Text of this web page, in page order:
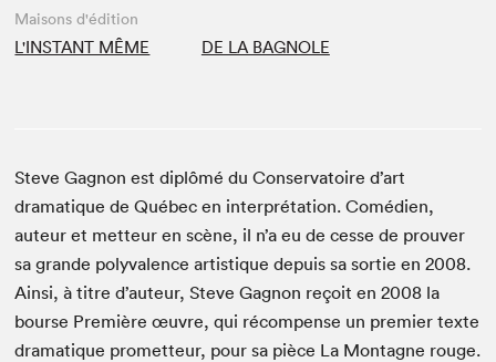
Maisons d'édition
L'INSTANT MÊME DE LA BAGNOLE
Steve Gagnon est diplômé du Conservatoire d’art
dramatique de Québec en interprétation. Comédien,
auteur et metteur en scène, il n’a eu de cesse de prouver
sa grande polyvalence artistique depuis sa sortie en 2008.
Ainsi, à titre d’auteur, Steve Gagnon reçoit en 2008 la
bourse Première œuvre, qui récompense un premier texte
dramatique prometteur, pour sa pièce La Montagne rouge.